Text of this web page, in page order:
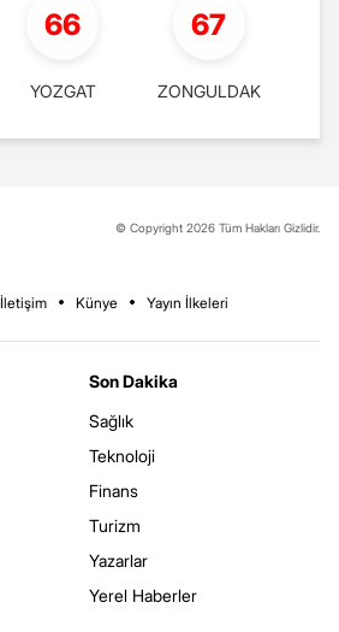
66
YOZGAT
67
ZONGULDAK
© Copyright 2026 Tüm Hakları Gizlidir.
İletişim Künye Yayın İlkeleri
Son Dakika
Sağlık
Teknoloji
Finans
Turizm
Yazarlar
Yerel Haberler